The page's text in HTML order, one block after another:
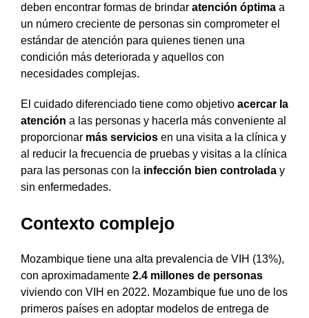
deben encontrar formas de brindar atención óptima a
un número creciente de personas sin comprometer el
estándar de atención para quienes tienen una
condición más deteriorada y aquellos con
necesidades complejas.
El cuidado diferenciado tiene como objetivo acercar la
atención a las personas y hacerla más conveniente al
proporcionar más servicios en una visita a la clínica y
al reducir la frecuencia de pruebas y visitas a la clínica
para las personas con la infección bien controlada y
sin enfermedades.
Contexto complejo
Mozambique tiene una alta prevalencia de VIH (13%),
con aproximadamente 2.4 millones de personas
viviendo con VIH en 2022. Mozambique fue uno de los
primeros países en adoptar modelos de entrega de